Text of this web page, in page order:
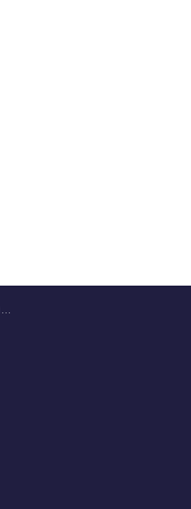
Invitation til orienteringsmøde om Skifteportalen - nyt system til behandling af skiftesager